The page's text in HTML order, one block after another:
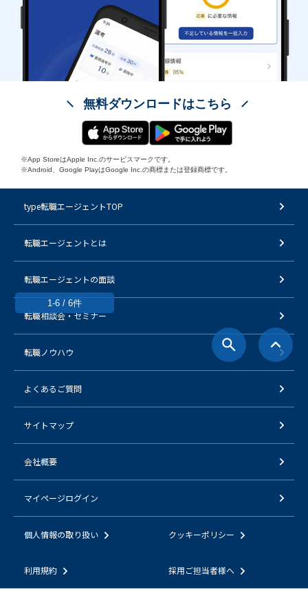
1-6 / 6件
無料ダウンロードはこちら
※App StoreはApple Inc.のサービスマークです。
※Android、Google PlayはGoogle Inc.の商標または登録商標です。
type転職エージェントTOP
転職エージェントとは
転職エージェントの面談
転職相談会・セミナー
転職ノウハウ
よくあるご質問
サイトマップ
会社概要
マイページログイン
個人情報の取り扱い クッキーポリシー
利用規約 採用ご担当者様へ